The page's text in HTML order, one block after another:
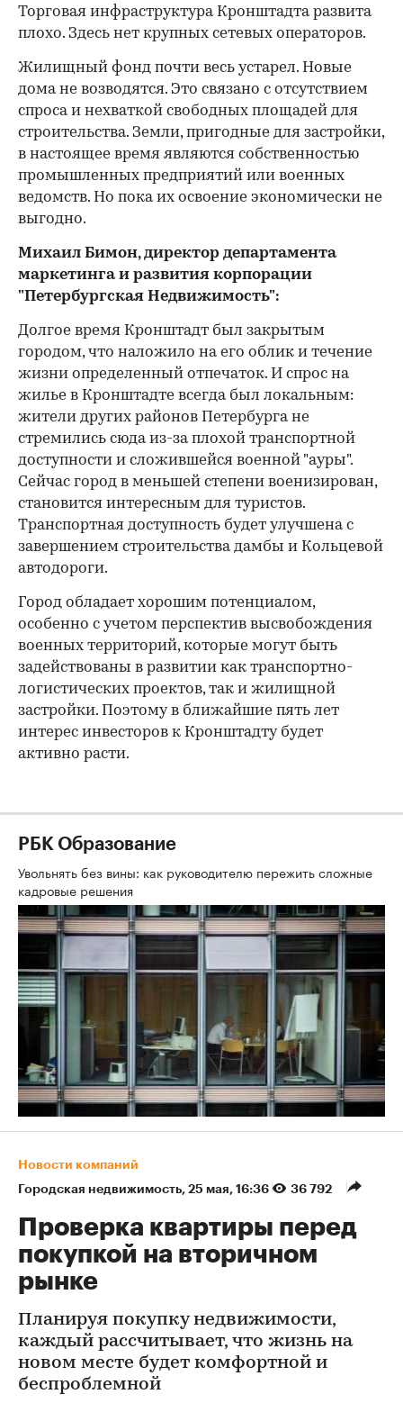
Торговая инфраструктура Кронштадта развита
плохо. Здесь нет крупных сетевых операторов.
Жилищный фонд почти весь устарел. Новые
дома не возводятся. Это связано с отсутствием
спроса и нехваткой свободных площадей для
строительства. Земли, пригодные для застройки,
в настоящее время являются собственностью
промышленных предприятий или военных
ведомств. Но пока их освоение экономически не
выгодно.
Михаил Бимон, директор департамента
маркетинга и развития корпорации
"Петербургская Недвижимость":
Долгое время Кронштадт был закрытым
городом, что наложило на его облик и течение
жизни определенный отпечаток. И спрос на
жилье в Кронштадте всегда был локальным:
жители других районов Петербурга не
стремились сюда из-за плохой транспортной
доступности и сложившейся военной "ауры".
Сейчас город в меньшей степени военизирован,
становится интересным для туристов.
Транспортная доступность будет улучшена с
завершением строительства дамбы и Кольцевой
автодороги.
Город обладает хорошим потенциалом,
особенно с учетом перспектив высвобождения
военных территорий, которые могут быть
задействованы в развитии как транспортно-
логистических проектов, так и жилищной
застройки. Поэтому в ближайшие пять лет
интерес инвесторов к Кронштадту будет
активно расти.
РБК Образование
Увольнять без вины: как руководителю пережить сложные
кадровые решения
Новости компаний
Городская недвижимость⁠, 25 мая, 16:36 36 792
Проверка квартиры перед
покупкой на вторичном
рынке
Планируя покупку недвижимости,
каждый рассчитывает, что жизнь на
новом месте будет комфортной и
беспроблемной